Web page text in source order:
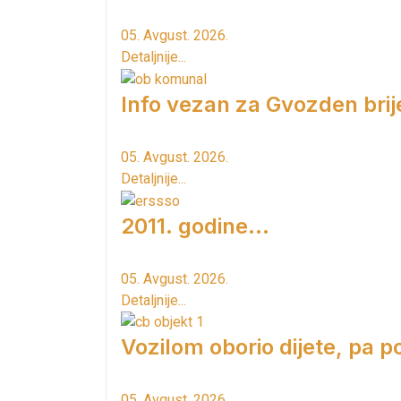
05. Avgust. 2026.
Detaljnije...
Info vezan za Gvozden
05. Avgust. 2026.
Detaljnije...
2011. godine...
05. Avgust. 2026.
Detaljnije...
Vozilom oborio dijete, pa